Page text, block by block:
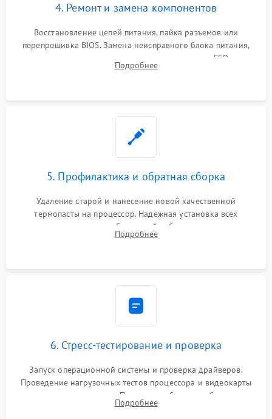
4. Ремонт и замена компонентов
Восстановление цепей питания, пайка разъемов или
перепрошивка BIOS. Замена неисправного блока питания,
видеокарты, процессора или установка нового SSD для
восстановления и повышения скорости работы системы.
Подробнее
5. Профилактика и обратная сборка
Удаление старой и нанесение новой качественной
термопасты на процессор. Надежная установка всех
комплектующих в слоты. Грамотный кабель-менеджмент для
обеспечения правильной циркуляции воздуха внутри
Подробнее
6. Стресс-тестирование и проверка
Запуск операционной системы и проверка драйверов.
Проведение нагрузочных тестов процессора и видеокарты
для контроля температур. Проверка работоспособности всех
USB-портов, аудиовыходов и сетевого подключения.
Подробнее